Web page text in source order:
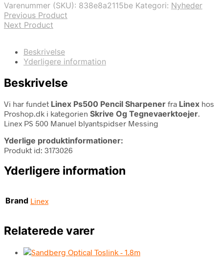
Varenummer (SKU): 838e8a2115be Kategori: Nyheder
Previous Product
Next Product
Beskrivelse
Yderligere information
Beskrivelse
Vi har fundet Linex Ps500 Pencil Sharpener fra Linex hos
Proshop.dk i kategorien Skrive Og Tegnevaerktoejer.
Linex PS 500 Manuel blyantspidser Messing
Yderlige produktinformationer:
Produkt id: 3173026
Yderligere information
Brand Linex
Relaterede varer